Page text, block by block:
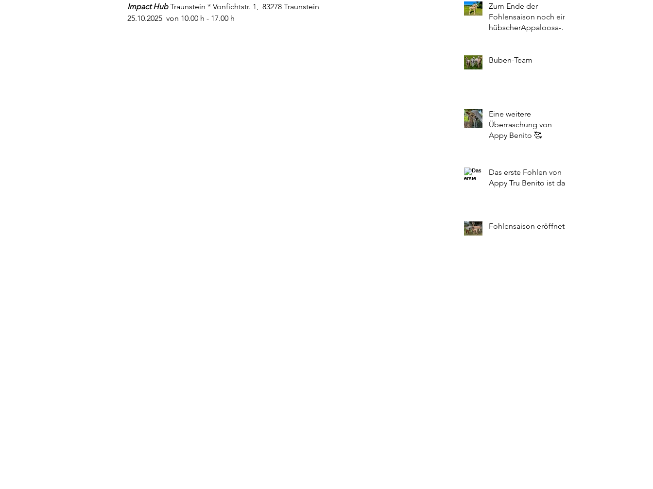
Impact Hub Traunstein * Vonfichtstr. 1,  83278 Traunstein
25.10.2025  von 10.00 h - 17.00 h
Zum Ende der
Fohlensaison noch ein
hübscherAppaloosa-
Buben-Team
Eine weitere
Überraschung von
Appy Benito 🥰
Das erste Fohlen von
Appy Tru Benito ist da!
Fohlensaison eröffnet